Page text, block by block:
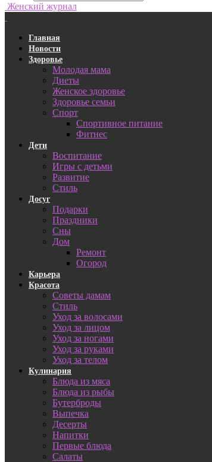
Женский журнал
Главная
Новости
Здоровье
Молодая мама
Диеты
Женское здоровье
Здоровье семьи
Спорт
Спортивное питание
Фитнес
Дети
Воспитание
Игры с детьми
Развитие
Стиль
Досуг
Подарки
Праздники
Сны
Дом
Ремонт
Огород
Карьера
Красота
Советы дамам
Стиль
Уход за волосами
Уход за лицом
Уход за ногами
Уход за руками
Уход за телом
Кулинария
Блюда из мяса
Блюда из рыбы
Бутерброды
Выпечка
Десерты
Напитки
Первые блюда
Салаты